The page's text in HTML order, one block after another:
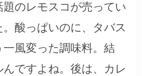
のレモスコが売ってい
酸っぱいのに、タバス
風変った調味料。結
ですよね。後は、カレ